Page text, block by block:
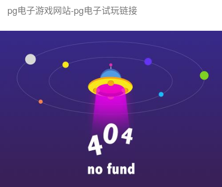
pg电子游戏网站-pg电子试玩链接